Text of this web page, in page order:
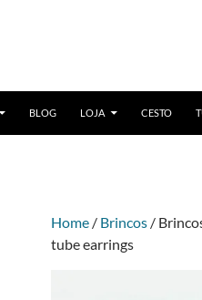
BLOG LOJA CESTO
Home / Brincos /
tube earrings